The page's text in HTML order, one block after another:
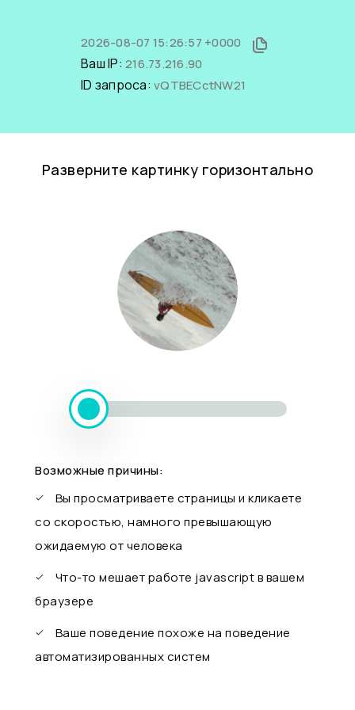
2026-08-07 15:26:57 +0000
Ваш IP: 216.73.216.90
ID запроса: vQTBECctNW21
Разверните картинку горизонтально
Возможные причины:
Вы просматриваете страницы и кликаете
со скоростью, намного превышающую
ожидаемую от человека
Что-то мешает работе javascript в вашем
браузере
Ваше поведение похоже на поведение
автоматизированных систем